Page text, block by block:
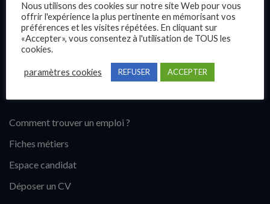
Questions fréquentes
Blog
Comment trouver un emploi ?
Fiches métiers
Espace candidat
Déposer un CV
Nous utilisons des cookies sur notre site Web pour vous
offrir l'expérience la plus pertinente en mémorisant vos
préférences et les visites répétées. En cliquant sur
«Accepter», vous consentez à l'utilisation de TOUS les
cookies.
paramètres cookies REFUSER ACCEPTER